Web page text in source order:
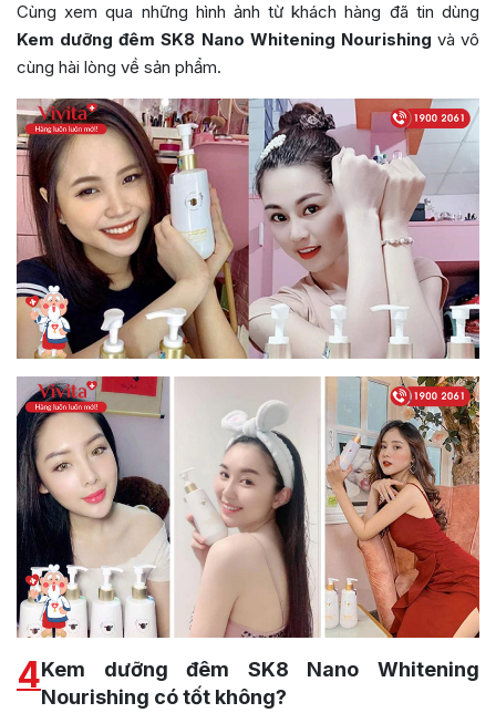
Cùng xem qua những hình ảnh từ khách hàng đã tin dùng
Kem dưỡng đêm SK8 Nano Whitening Nourishing và vô
cùng hài lòng về sản phẩm.
4Kem dưỡng đêm SK8 Nano Whitening
Nourishing có tốt không?